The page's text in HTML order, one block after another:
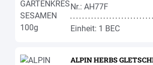
Nr.: AH77F
Einheit: 1 BEC
ALPIN HERBS